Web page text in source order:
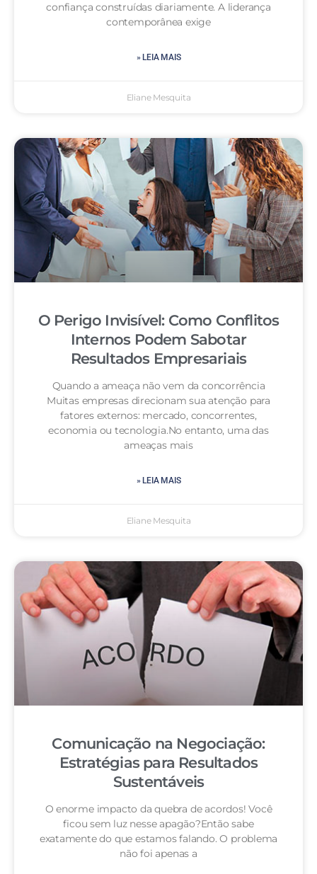
confiança construídas diariamente. A liderança
contemporânea exige
» LEIA MAIS
Eliane Mesquita
O Perigo Invisível: Como Conflitos
Internos Podem Sabotar
Resultados Empresariais
Quando a ameaça não vem da concorrência
Muitas empresas direcionam sua atenção para
fatores externos: mercado, concorrentes,
economia ou tecnologia.No entanto, uma das
ameaças mais
» LEIA MAIS
Eliane Mesquita
Comunicação na Negociação:
Estratégias para Resultados
Sustentáveis
O enorme impacto da quebra de acordos! Você
ficou sem luz nesse apagão?Então sabe
exatamente do que estamos falando. O problema
não foi apenas a